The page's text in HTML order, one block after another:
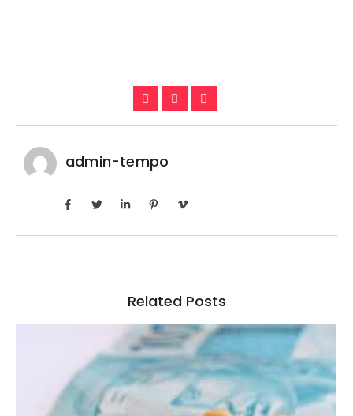
admin-tempo
Related Posts